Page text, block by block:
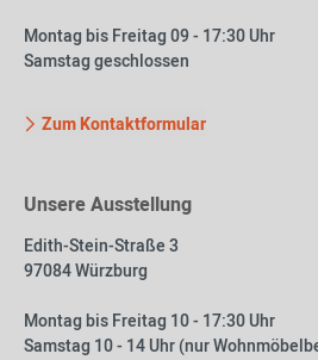
Montag bis Freitag 09 - 17:30 Uhr
Samstag geschlossen
Zum Kontaktformular
Unsere Ausstellung
Edith-Stein-Straße 3
97084 Würzburg
Montag bis Freitag 10 - 17:30 Uhr
Samstag 10 - 14 Uhr (nur